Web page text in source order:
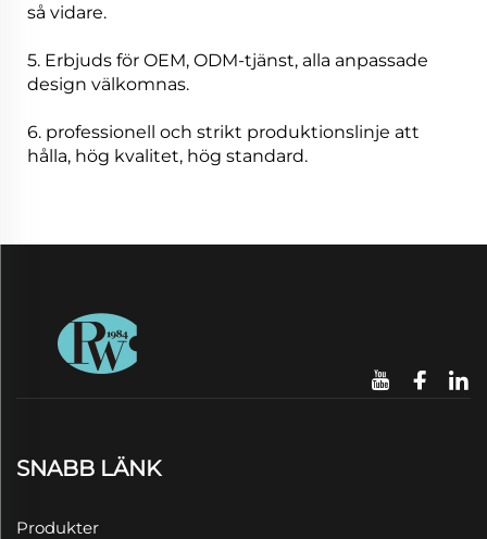
så vidare.
5. Erbjuds för OEM, ODM-tjänst, alla anpassade
design välkomnas.
6. professionell och strikt produktionslinje att
hålla, hög kvalitet, hög standard.
SNABB LÄNK
Produkter